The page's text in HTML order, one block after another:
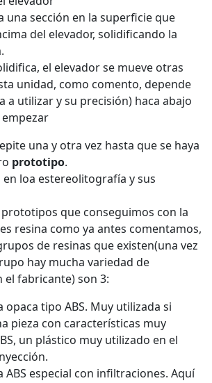
una sección en la superficie que
del elevador, solidificando la
el elevador se mueve otras
unidad, como comento, depende
a utilizar y su precisión) haca abajo
una y otra vez hasta que se haya
prototipo.
loa estereolitografía y sus
que conseguimos con la
resina como ya antes comentamos,
de resinas que existen(una vez
hay mucha variedad de
el fabricante) son 3:
opaca tipo ABS. Muy utilizada si
pieza con características muy
un plástico muy utilizado en el
ABS especial con infiltraciones. Aquí